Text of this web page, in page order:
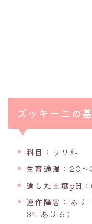
ズッキーニの
科目 ：ウリ科
生育適温 ：20
適した土壌pH
連作障害 ：あり
3年あける）